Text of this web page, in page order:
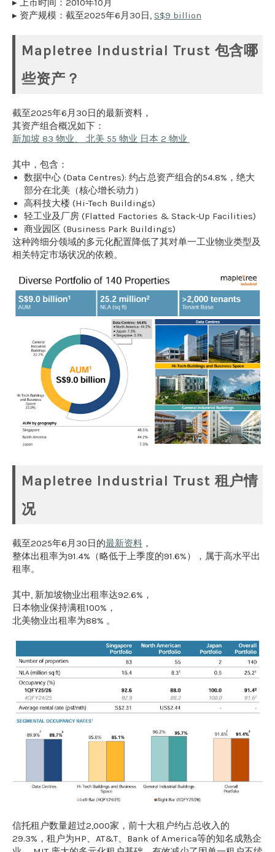
▸ 上市时间：2010年10月
▸ 资产规模：截至2025年6月30日, S$9 billion
Mapletree Industrial Trust 包含哪
些资产？
截至2025年6月30日的最新资料，
其资产组合概况如下：
新加坡 83 物业、 北美 55 物业 日本 2 物业
其中，包含：
数据中心 (Data Centres): 约占总资产组合的54.8%，绝大
部分在北美（核心增长动力）
高科技大楼 (Hi-Tech Buildings)
轻工业及厂房 (Flatted Factories & Stack-Up Facilities)
商业园区 (Business Park Buildings)
这种跨细分领域的多元化配置降低了其对单一工业物业类型及
相关特定市场状况的依赖。
Mapletree Industrial Trust 租户情
况
截至2025年6月30日的最新资料 ，
整体出租率为91.4%（略低于上季度的91.6%），属于高水平出
租率。
其中, 新加坡物业出租率达92.6%，
日本物业保持满租100%，
北美物业出租率为88% 。
信托租户数量超过2,000家，前十大租户约占总收入的
29.3%，租户为HP、AT&T、Bank of America等的知名成熟企